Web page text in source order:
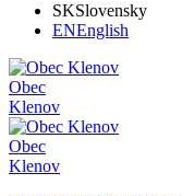
SKSlovensky
ENEnglish
Obec
Klenov
Obec
Klenov